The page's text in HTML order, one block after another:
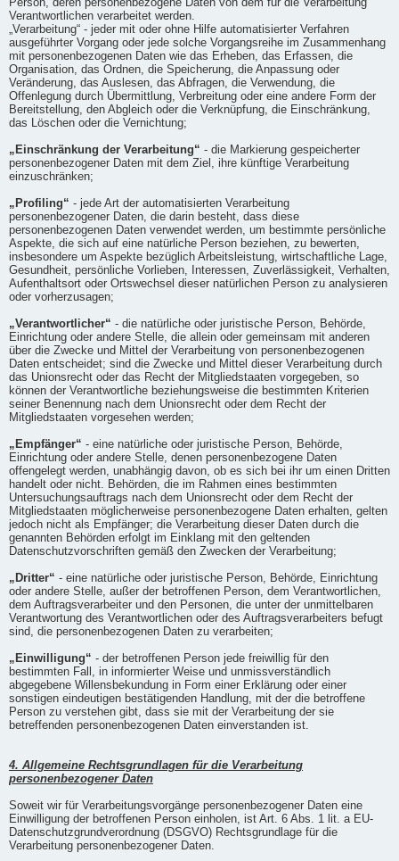
Person, deren personenbezogene Daten von dem für die Verarbeitung
Verantwortlichen verarbeitet werden.
„Verarbeitung“ - jeder mit oder ohne Hilfe automatisierter Verfahren
ausgeführter Vorgang oder jede solche Vorgangsreihe im Zusammenhang
mit personenbezogenen Daten wie das Erheben, das Erfassen, die
Organisation, das Ordnen, die Speicherung, die Anpassung oder
Veränderung, das Auslesen, das Abfragen, die Verwendung, die
Offenlegung durch Übermittlung, Verbreitung oder eine andere Form der
Bereitstellung, den Abgleich oder die Verknüpfung, die Einschränkung,
das Löschen oder die Vernichtung;
„Einschränkung der Verarbeitung“ - die Markierung gespeicherter
personenbezogener Daten mit dem Ziel, ihre künftige Verarbeitung
einzuschränken;
„Profiling“ - jede Art der automatisierten Verarbeitung
personenbezogener Daten, die darin besteht, dass diese
personenbezogenen Daten verwendet werden, um bestimmte persönliche
Aspekte, die sich auf eine natürliche Person beziehen, zu bewerten,
insbesondere um Aspekte bezüglich Arbeitsleistung, wirtschaftliche Lage,
Gesundheit, persönliche Vorlieben, Interessen, Zuverlässigkeit, Verhalten,
Aufenthaltsort oder Ortswechsel dieser natürlichen Person zu analysieren
oder vorherzusagen;
„Verantwortlicher“ - die natürliche oder juristische Person, Behörde,
Einrichtung oder andere Stelle, die allein oder gemeinsam mit anderen
über die Zwecke und Mittel der Verarbeitung von personenbezogenen
Daten entscheidet; sind die Zwecke und Mittel dieser Verarbeitung durch
das Unionsrecht oder das Recht der Mitgliedstaaten vorgegeben, so
können der Verantwortliche beziehungsweise die bestimmten Kriterien
seiner Benennung nach dem Unionsrecht oder dem Recht der
Mitgliedstaaten vorgesehen werden;
„Empfänger“ - eine natürliche oder juristische Person, Behörde,
Einrichtung oder andere Stelle, denen personenbezogene Daten
offengelegt werden, unabhängig davon, ob es sich bei ihr um einen Dritten
handelt oder nicht. Behörden, die im Rahmen eines bestimmten
Untersuchungsauftrags nach dem Unionsrecht oder dem Recht der
Mitgliedstaaten möglicherweise personenbezogene Daten erhalten, gelten
jedoch nicht als Empfänger; die Verarbeitung dieser Daten durch die
genannten Behörden erfolgt im Einklang mit den geltenden
Datenschutzvorschriften gemäß den Zwecken der Verarbeitung;
„Dritter“ - eine natürliche oder juristische Person, Behörde, Einrichtung
oder andere Stelle, außer der betroffenen Person, dem Verantwortlichen,
dem Auftragsverarbeiter und den Personen, die unter der unmittelbaren
Verantwortung des Verantwortlichen oder des Auftragsverarbeiters befugt
sind, die personenbezogenen Daten zu verarbeiten;
„Einwilligung“ - der betroffenen Person jede freiwillig für den
bestimmten Fall, in informierter Weise und unmissverständlich
abgegebene Willensbekundung in Form einer Erklärung oder einer
sonstigen eindeutigen bestätigenden Handlung, mit der die betroffene
Person zu verstehen gibt, dass sie mit der Verarbeitung der sie
betreffenden personenbezogenen Daten einverstanden ist.
4. Allgemeine Rechtsgrundlagen für die Verarbeitung
personenbezogener Daten
Soweit wir für Verarbeitungsvorgänge personenbezogener Daten eine
Einwilligung der betroffenen Person einholen, ist Art. 6 Abs. 1 lit. a EU-
Datenschutzgrundverordnung (DSGVO) Rechtsgrundlage für die
Verarbeitung personenbezogener Daten.